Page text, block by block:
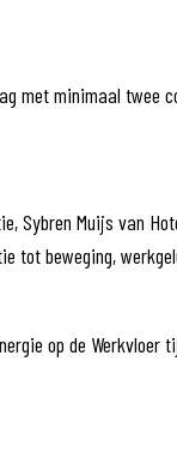
met minimaal twee
Sybren Muijs van
beweging,
op de Werkvloer